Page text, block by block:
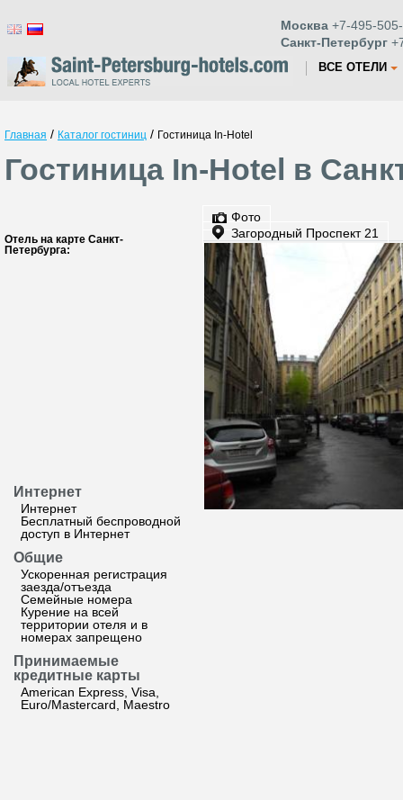
Москва +7-495-
Санкт-Петербург
ВСЕ ОТЕЛИ
Главная / Каталог гостиниц / Гостиница In-Hotel
Гостиница In-Hotel в
Отель на карте Санкт-
Петербурга:
Интернет
Интернет
Бесплатный беспроводной
доступ в Интернет
Общие
Ускоренная регистрация
заезда/отъезда
Семейные номера
Курение на всей
территории отеля и в
номерах запрещено
Принимаемые
кредитные карты
American Express, Visa,
Euro/Mastercard, Maestro
Фото
Загородный Проспект 21